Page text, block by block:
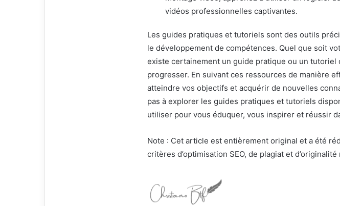
vidéos professionnelles captivantes.
Les guides pratiques et tutoriels sont des outils
le développement de compétences. Quel que soit
existe certainement un guide pratique ou un tutoriel
progresser. En suivant ces ressources de manière
atteindre vos objectifs et acquérir de nouvelles
pas à explorer les guides pratiques et tutoriels
utiliser pour vous éduquer, vous inspirer et réussir
Note : Cet article est entièrement original et a été
critères d’optimisation SEO, de plagiat et